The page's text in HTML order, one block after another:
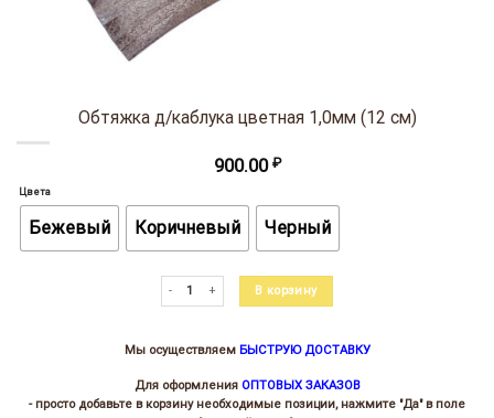
Обтяжка д/каблука цветная 1,0мм (12 см)
900.00 ₽
Цвета
Бежевый Коричневый Черный
Количество товара Обтяжка д/каблука цветная 1,0мм (12
В корзину
Мы осуществляем БЫСТРУЮ ДОСТАВКУ
Для оформления ОПТОВЫХ ЗАКАЗОВ
- просто добавьте в корзину необходимые позиции, нажмите "Да" в поле